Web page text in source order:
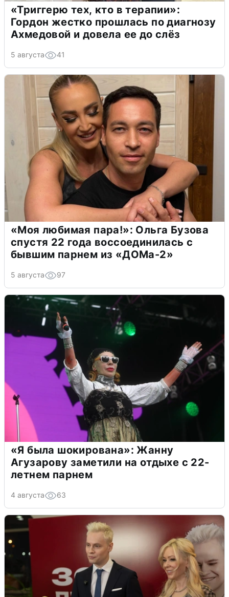
«Триггерю тех, кто в терапии»:
Гордон жестко прошлась по диагнозу
Ахмедовой и довела ее до слёз
5 августа 41
«Моя любимая пара!»: Ольга Бузова
спустя 22 года воссоединилась с
бывшим парнем из «ДОМа-2»
5 августа 97
«Я была шокирована»: Жанну
Агузарову заметили на отдыхе с 22-
летнем парнем
4 августа 63